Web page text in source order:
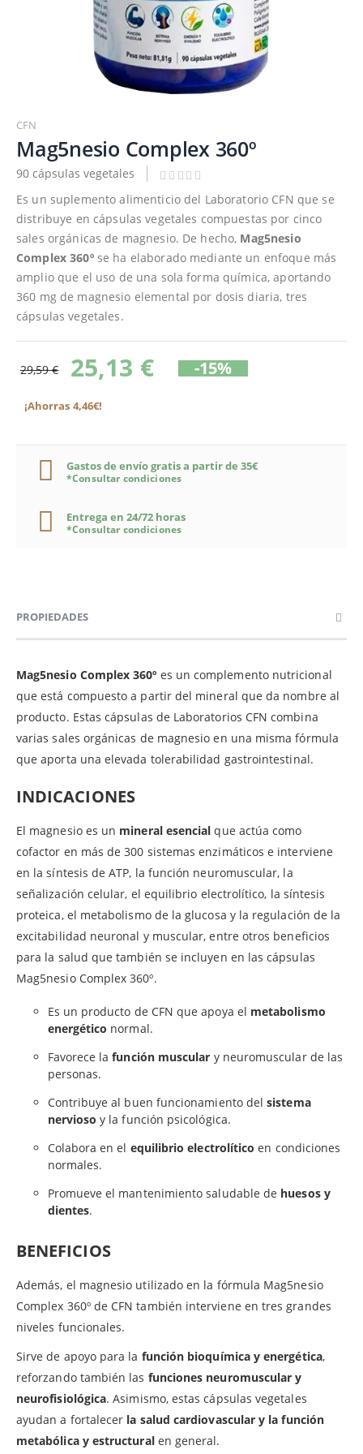
al
comienzo
de
la
galería
imágenes
CFN
Mag5nesio Complex 360º
90 cápsulas vegetales
Es un suplemento alimenticio del Laboratorio CFN que se
distribuye en cápsulas vegetales compuestas por cinco
sales orgánicas de magnesio. De hecho, Mag5nesio
Complex 360ºse ha elaborado mediante un enfoque más
amplio que el uso de una sola forma química, aportando
360 mg de magnesio elemental por dosis diaria, tres
cápsulas vegetales.
29,59 € 25,13 € -15%
¡Ahorras 4,46€!
Gastos de envío gratis a partir de 35€
*Consultar condiciones
Entrega en 24/72 horas
*Consultar condiciones
PROPIEDADES
Mag5nesio Complex 360º es un complemento nutricional
que está compuesto a partir del mineral que da nombre al
producto. Estas cápsulas de Laboratorios CFN combina
varias sales orgánicas de magnesio en una misma fórmula
que aporta una elevada tolerabilidad gastrointestinal.
INDICACIONES
El magnesio es un mineral esencial que actúa como
cofactor en más de 300 sistemas enzimáticos e interviene
en la síntesis de ATP, la función neuromuscular, la
señalización celular, el equilibrio electrolítico, la síntesis
proteica, el metabolismo de la glucosa y la regulación de la
excitabilidad neuronal y muscular, entre otros beneficios
para la salud que también se incluyen en las cápsulas
Mag5nesio Complex 360º.
Es un producto de CFN que apoya el metabolismo
energético normal.
Favorece lafunción muscular y neuromuscular de las
personas.
Contribuye al buen funcionamiento delsistema
nervioso y la función psicológica.
Colabora en el equilibrio electrolítico en condiciones
normales.
Promueve el mantenimiento saludable de huesos y
dientes.
BENEFICIOS
Además, el magnesio utilizado en la fórmula Mag5nesio
Complex 360º de CFN también interviene en tres grandes
niveles funcionales.
Sirve de apoyo para la función bioquímica y energética,
reforzando también las funciones neuromuscular y
neurofisiológica. Asimismo, estas cápsulas vegetales
ayudan a fortalecer la salud cardiovascular y la función
metabólica y estructuralen general.